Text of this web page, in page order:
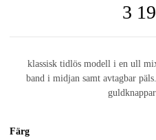
3
klassisk tidlös modell i en ull
band i midjan samt avtagbar
Färg